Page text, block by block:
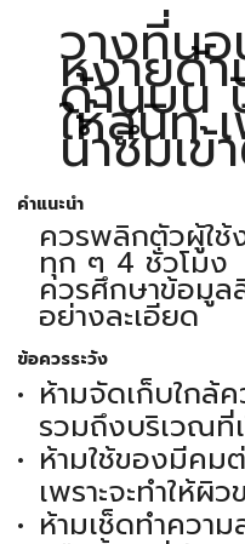
วางที่น
หงายด้
ด้านบน
ให้สนิท
น้ำซึมเ
คำแนะนำ
ควรพลิกตัวผู้ใช้
ทุก ๆ 4 ชั่วโมง
ควรศึกษาข้อมูล
อย่างละเอียด
ข้อควรระวัง
ห้ามจัดเก็บใกล้
รวมถึงบริเวณที่
ห้ามใช้ของมีคม
เพราะจะทำให้ผิ
ห้ามเช็ดทำควา